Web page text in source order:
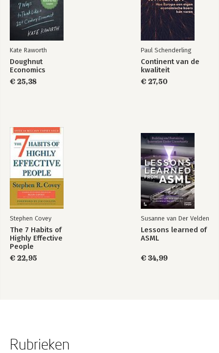
Kate Raworth
Doughnut
Economics
€ 25,38
Paul Schenderling
Continent van de
kwaliteit
€ 27,50
Stephen Covey
The 7 Habits of
Highly Effective
People
€ 22,95
Susanne van Der Velden
Lessons learned of
ASML
€ 34,99
Rubrieken